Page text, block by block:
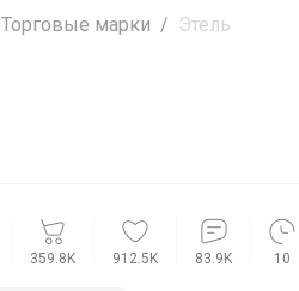
Торговые марки Этель
359.8K 912.5K 83.9K 10